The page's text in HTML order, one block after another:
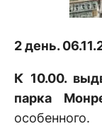
2 день.
К 10.00.
парка